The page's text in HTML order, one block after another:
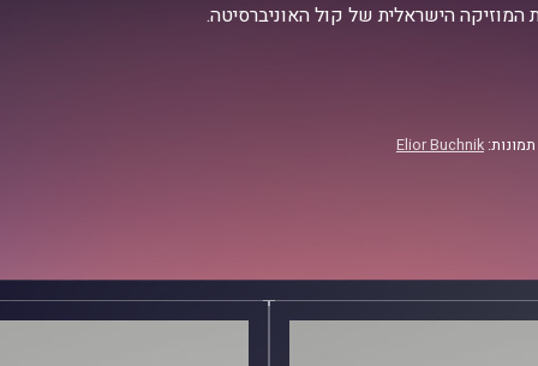
המוזיקה הישראלית של קול האוניברסיטה.
Elior Buchnik